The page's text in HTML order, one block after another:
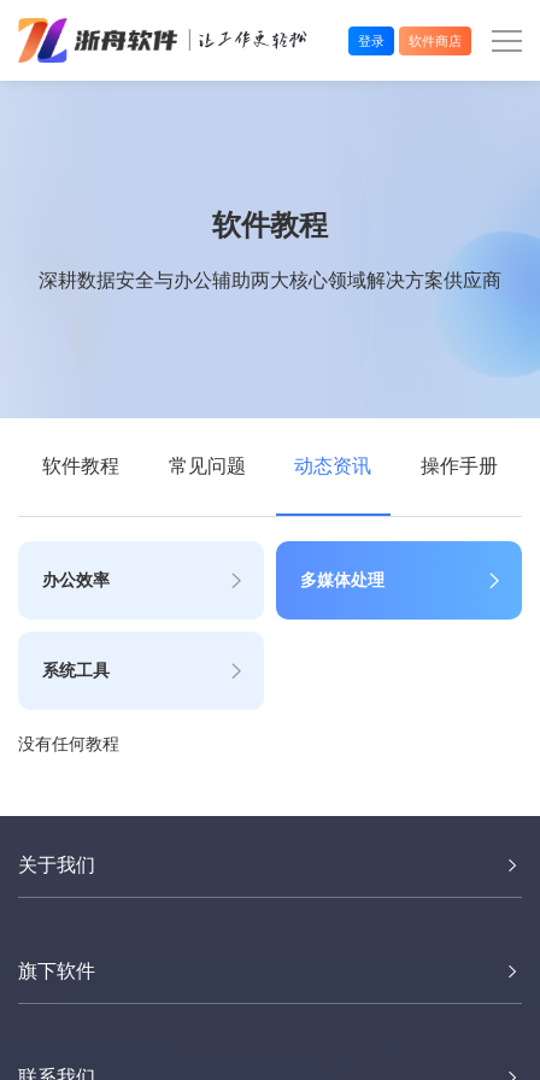
登录 软件商店
软件教程
深耕数据安全与办公辅助两大核心领域解决方案供应商
软件教程 常见问题 动态资讯 操作手册
办公效率 多媒体处理
系统工具
没有任何教程
关于我们
旗下软件